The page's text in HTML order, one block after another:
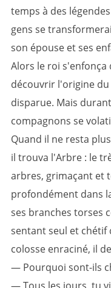
temps à des
gens se
son épouse et ses
Alors le roi
découvrir l'origine
disparue. Mais
compagnons se
Quand il ne resta
il trouva l'Arbre : le
arbres, grimaçant et
profondément dans
ses branches torses
sentant seul et chétif
colosse enraciné, il
— Pourquoi sont-ils